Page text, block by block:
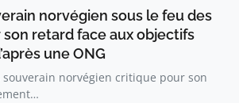
norvégien sous le feu des
retard face aux objectifs
une ONG
souverain norvégien critique pour son